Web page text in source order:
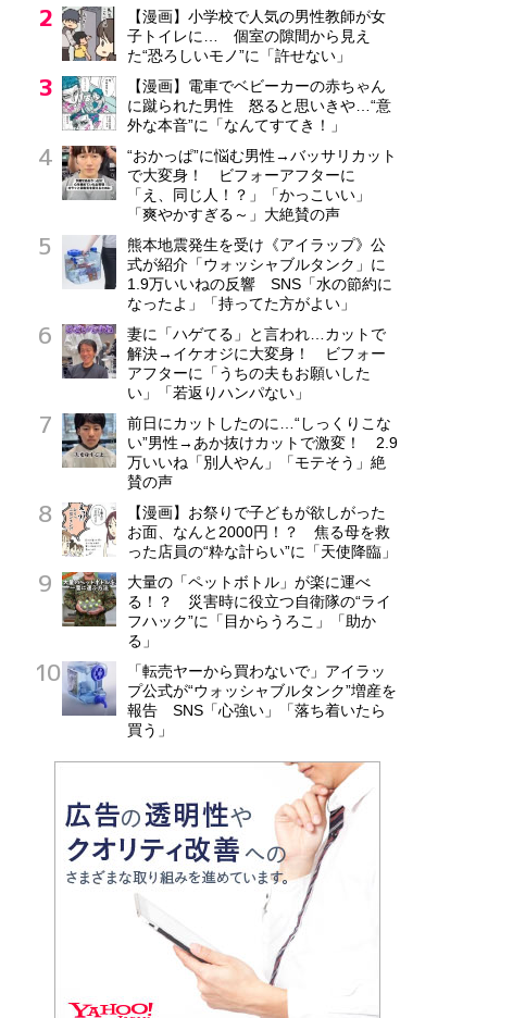
【漫画】小学校で人気の男性教師が女
子トイレに… 個室の隙間から見え
た“恐ろしいモノ”に「許せない」
【漫画】電車でベビーカーの赤ちゃん
に蹴られた男性 怒ると思いきや…“意
外な本音”に「なんてすてき！」
“おかっぱ”に悩む男性→バッサリカット
で大変身！ ビフォーアフターに
「え、同じ人！？」「かっこいい」
「爽やかすぎる～」大絶賛の声
熊本地震発生を受け《アイラップ》公
式が紹介「ウォッシャブルタンク」に
1.9万いいねの反響 SNS「水の節約に
なったよ」「持ってた方がよい」
妻に「ハゲてる」と言われ…カットで
解決→イケオジに大変身！ ビフォー
アフターに「うちの夫もお願いした
い」「若返りハンパない」
前日にカットしたのに…“しっくりこな
い”男性→あか抜けカットで激変！ 2.9
万いいね「別人やん」「モテそう」絶
賛の声
【漫画】お祭りで子どもが欲しがった
お面、なんと2000円！？ 焦る母を救
った店員の“粋な計らい”に「天使降臨」
大量の「ペットボトル」が楽に運べ
る！？ 災害時に役立つ自衛隊の“ライ
フハック”に「目からうろこ」「助か
る」
「転売ヤーから買わないで」アイラッ
プ公式が“ウォッシャブルタンク”増産を
報告 SNS「心強い」「落ち着いたら
買う」